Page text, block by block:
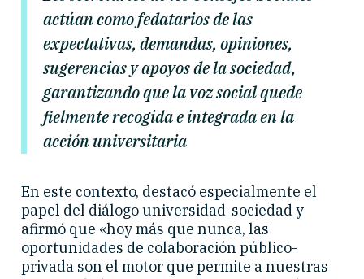
actúan como fedatarios de las
expectativas, demandas, opiniones,
sugerencias y apoyos de la sociedad,
garantizando que la voz social quede
fielmente recogida e integrada en la
acción universitaria
En este contexto, destacó especialmente el
papel del diálogo universidad-sociedad y
afirmó que «hoy más que nunca, las
oportunidades de colaboración público-
privada son el motor que permite a nuestras